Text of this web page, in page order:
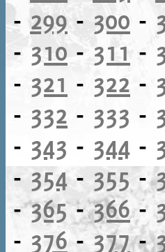
-299- 300 -
- 310- 311 -
- 321 - 322 -
- 332 - 333 -
- 343 - 344 -
-354-355-
-365-366-
- 376 - 377-